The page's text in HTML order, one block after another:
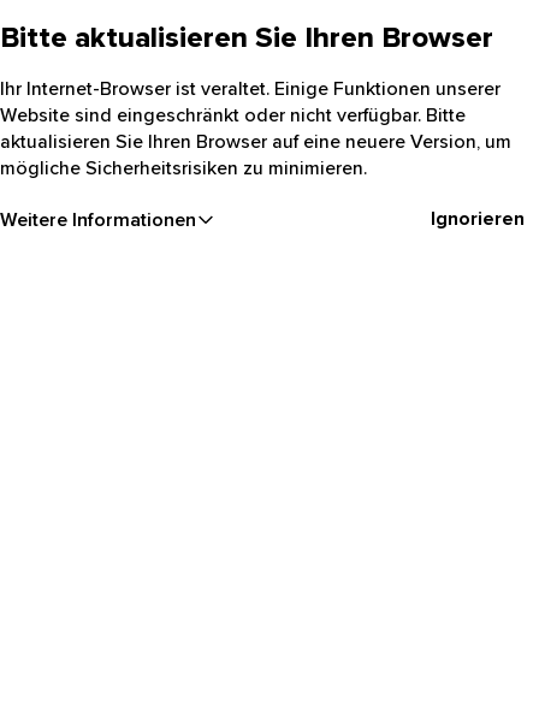
Bitte aktualisieren Sie Ihren Browser
Ihr Internet-Browser ist veraltet. Einige Funktionen unserer
Website sind eingeschränkt oder nicht verfügbar. Bitte
aktualisieren Sie Ihren Browser auf eine neuere Version, um
mögliche Sicherheitsrisiken zu minimieren.
Weitere Informationen Ignorieren